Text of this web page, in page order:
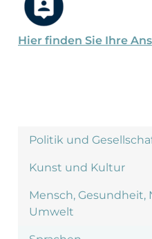
Hier finden Sie Ihre
Politik und
Kunst und Kultur
Mensch, Gesundheit,
Umwelt